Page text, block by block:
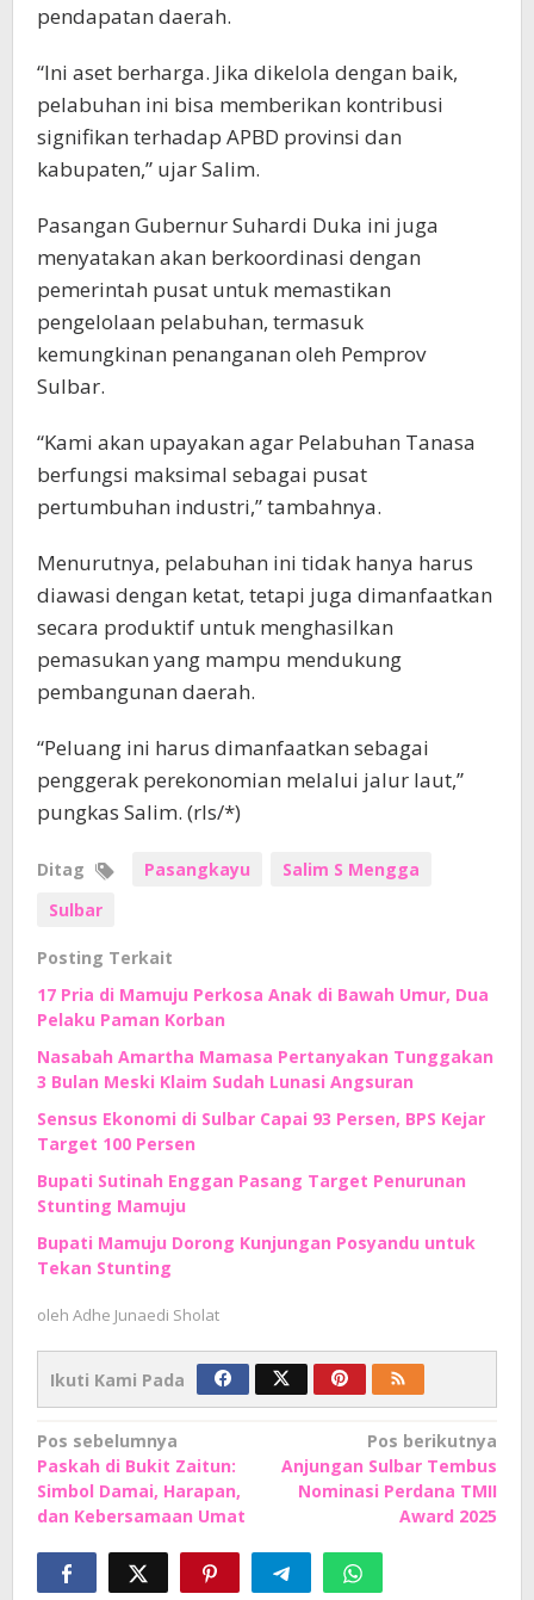
pendapatan daerah.
“Ini aset berharga. Jika dikelola dengan baik,
pelabuhan ini bisa memberikan kontribusi
signifikan terhadap APBD provinsi dan
kabupaten,” ujar Salim.
Pasangan Gubernur Suhardi Duka ini juga
menyatakan akan berkoordinasi dengan
pemerintah pusat untuk memastikan
pengelolaan pelabuhan, termasuk
kemungkinan penanganan oleh Pemprov
Sulbar.
“Kami akan upayakan agar Pelabuhan Tanasa
berfungsi maksimal sebagai pusat
pertumbuhan industri,” tambahnya.
Menurutnya, pelabuhan ini tidak hanya harus
diawasi dengan ketat, tetapi juga dimanfaatkan
secara produktif untuk menghasilkan
pemasukan yang mampu mendukung
pembangunan daerah.
“Peluang ini harus dimanfaatkan sebagai
penggerak perekonomian melalui jalur laut,”
pungkas Salim. (rls/*)
Ditag Pasangkayu
Salim S Mengga
Sulbar
Posting Terkait
17 Pria di Mamuju Perkosa Anak di Bawah Umur, Dua
Pelaku Paman Korban
Nasabah Amartha Mamasa Pertanyakan Tunggakan
3 Bulan Meski Klaim Sudah Lunasi Angsuran
Sensus Ekonomi di Sulbar Capai 93 Persen, BPS Kejar
Target 100 Persen
Bupati Sutinah Enggan Pasang Target Penurunan
Stunting Mamuju
Bupati Mamuju Dorong Kunjungan Posyandu untuk
Tekan Stunting
oleh Adhe Junaedi Sholat
Ikuti Kami Pada
Navigasi
pos
Pos sebelumnya
Paskah di Bukit Zaitun:
Simbol Damai, Harapan,
dan Kebersamaan Umat
Pos berikutnya
Anjungan Sulbar Tembus
Nominasi Perdana TMII
Award 2025